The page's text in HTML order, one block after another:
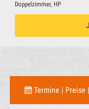
Doppelzimmer, HP
Termine | Preise